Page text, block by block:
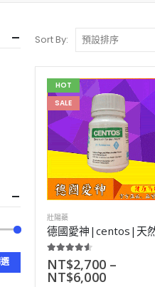
Sort By:
HOT
SALE
壯陽藥
4.50out of 5
NT$2,700–
NT$6,000